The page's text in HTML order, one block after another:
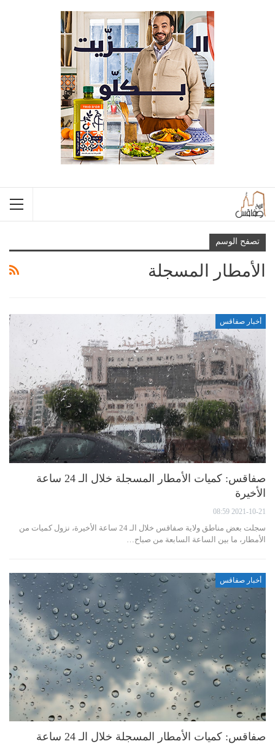
تصفح الوسم
الأمطار المسجلة
أخبار صفاقس
صفاقس: كميات الأمطار المسجلة خلال الـ 24 ساعة
الأخيرة
2021-10-21 08:59
سجلت بعض مناطق ولاية صفاقس خلال الـ 24 ساعة الأخيرة، نزول كميات من
الأمطار، ما بين الساعة السابعة من صباح…
أخبار صفاقس
صفاقس: كميات الأمطار المسجلة خلال الـ 24 ساعة